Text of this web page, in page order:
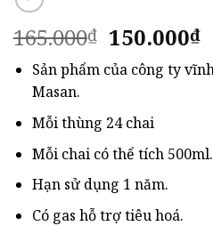
165.000₫ Giá
gốc
là:
150.000₫
Sản phẩm của công ty
Masan.
Mỗi thùng 24 chai
Mỗi chai có thể tích 500ml.
Hạn sử dụng 1 năm.
Có gas hỗ trợ tiêu hoá.